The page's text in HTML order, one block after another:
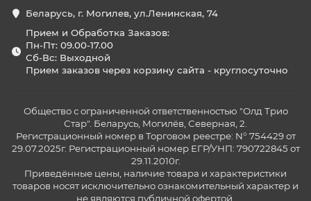
Беларусь, г. Могилев, ул.Ленинская, 74
Прием и Обработка Заказов:
Пн-Пт: 09.00-17.00
Сб-Вс: Выходной
Прием заказов через корзину сайта - круглосуточно
Общество с ограниченной ответственностью "Олд Трио
Стар". Беларусь, Могилёв, Северная, 2.
Регистрационный номер в Торговом реестре: N° 754429 от
29.07.2025г. Регистрационный номер ЕГР/УНП: 790722845 от
29.11.2010г.
Приведённые цены, наличие товара и характеристики
товаров носят исключительно ознакомительный характер и
не являются публичной офертой.